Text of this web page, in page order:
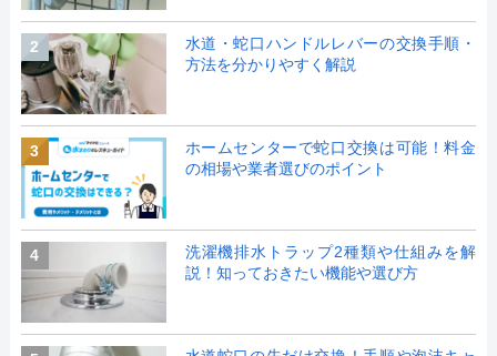
2
水道・蛇口ハンドルレバーの交換手順・
方法を分かりやすく解説
3
ホームセンターで蛇口交換は可能！料金
の相場や業者選びのポイント
4
洗濯機排水トラップ2種類や仕組みを解
説！知っておきたい機能や選び方